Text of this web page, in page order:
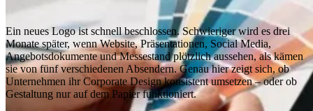
Ein neues Logo ist schnell beschlossen. Schwieriger wird es drei
Monate später, wenn Website, Präsentationen, Social Media,
Angebotsdokumente und Messestand plötzlich aussehen, als kämen
sie von fünf verschiedenen Absendern. Genau hier zeigt sich, ob
Unternehmen ihr Corporate Design konsistent umsetzen – oder ob
Gestaltung nur auf dem Papier funktioniert.